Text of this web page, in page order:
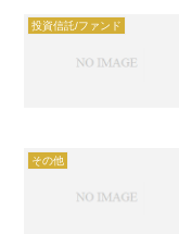
投資信託/ファンド
その他